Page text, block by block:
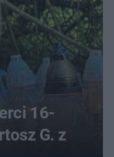
16-
G. z